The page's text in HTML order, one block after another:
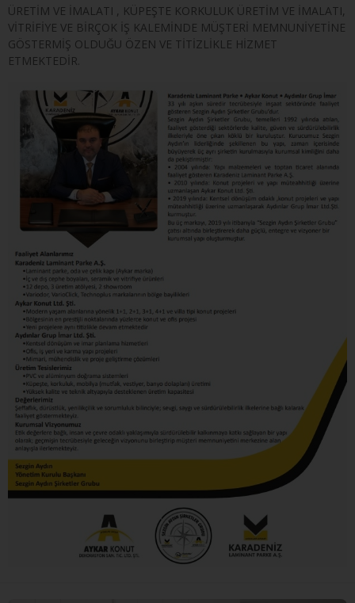
ÜRETİM VE İMALATI , KÜPEŞTE KORKULUK ÜRETİM VE İMALATI,
VİTRİFİYE VE BİRÇOK İŞ KALEMİNDE MÜŞTERİ MEMNUNİYETİNE
GÖSTERMİŞ OLDUĞU ÖZEN VE TİTİZLİKLE HİZMET
ETMEKTEDİR.